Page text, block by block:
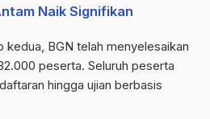
Naik Signifikan
kedua, BGN telah menyelesaikan
peserta. Seluruh peserta
hingga ujian berbasis